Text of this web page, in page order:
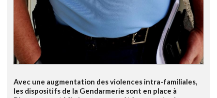
Avec une augmentation des violences intra-familiales,
les dispositifs de la Gendarmerie sont en place à